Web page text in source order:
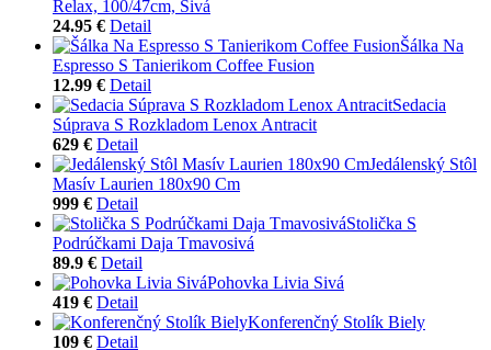
Relax, 100/47cm, Sivá
24.95 € Detail
Šálka Na
Espresso S Tanierikom Coffee Fusion
12.99 € Detail
Sedacia
Súprava S Rozkladom Lenox Antracit
629 € Detail
Jedálenský Stôl
Masív Laurien 180x90 Cm
999 € Detail
Stolička S
Podrúčkami Daja Tmavosivá
89.9 € Detail
Pohovka Livia Sivá
419 € Detail
Konferenčný Stolík Biely
109 € Detail